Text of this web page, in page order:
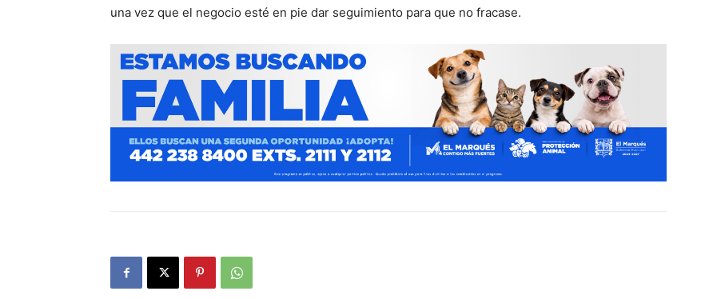
una vez que el negocio esté en pie dar seguimiento para que no fracase.